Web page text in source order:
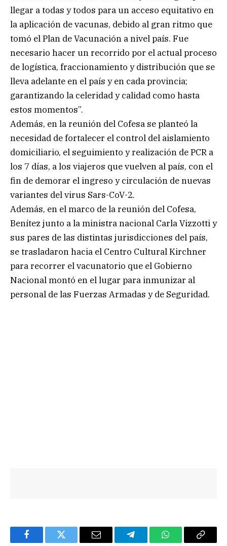
llegar a todas y todos para un acceso equitativo en
la aplicación de vacunas, debido al gran ritmo que
tomó el Plan de Vacunación a nivel país. Fue
necesario hacer un recorrido por el actual proceso
de logística, fraccionamiento y distribución que se
lleva adelante en el país y en cada provincia;
garantizando la celeridad y calidad como hasta
estos momentos”.
Además, en la reunión del Cofesa se planteó la
necesidad de fortalecer el control del aislamiento
domiciliario, el seguimiento y realización de PCR a
los 7 días, a los viajeros que vuelven al país, con el
fin de demorar el ingreso y circulación de nuevas
variantes del virus Sars-CoV-2.
Además, en el marco de la reunión del Cofesa,
Benítez junto a la ministra nacional Carla Vizzotti y
sus pares de las distintas jurisdicciones del país,
se trasladaron hacia el Centro Cultural Kirchner
para recorrer el vacunatorio que el Gobierno
Nacional montó en el lugar para inmunizar al
personal de las Fuerzas Armadas y de Seguridad.
FacebookTwitter Email TelegramWhatsAppCopy